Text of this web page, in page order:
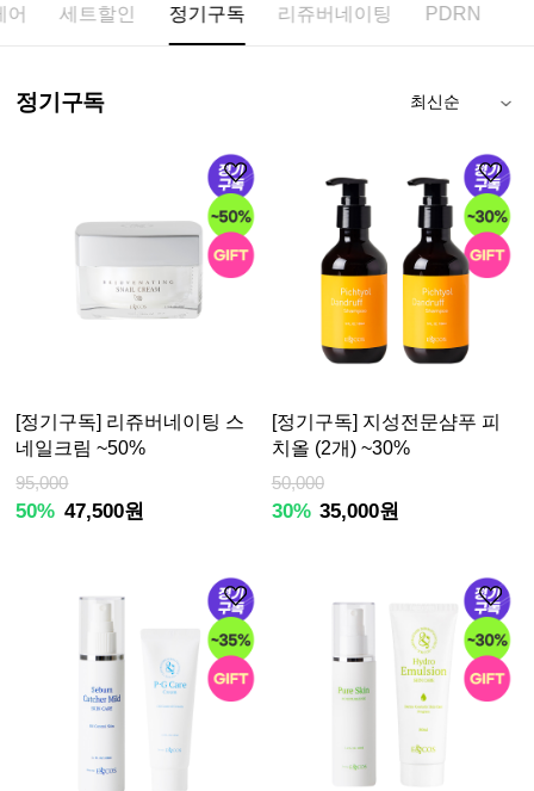
어 세트할인 정기구독 리쥬버네이팅 PDRN
정기구독
[정기구독] 리쥬버네이팅 스
네일크림 ~50%
95,000
50% 47,500원
[정기구독] 지성전문샴푸 피
치올 (2개) ~30%
50,000
30% 35,000원